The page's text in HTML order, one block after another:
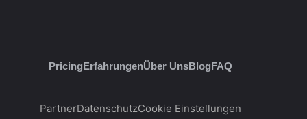
PricingErfahrungenÜber UnsBlogFAQ
PartnerDatenschutzCookie Einstellungen